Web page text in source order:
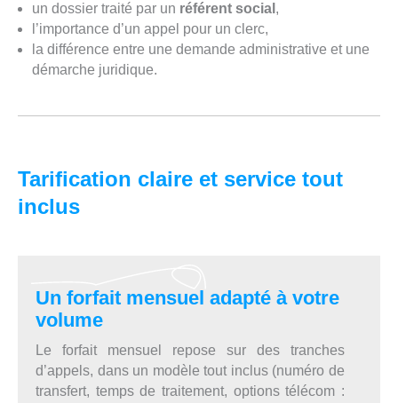
un dossier traité par un référent social ,
l’importance d’un appel pour un clerc,
la différence entre une demande administrative et une
démarche juridique.
Tarification claire et service tout
inclus
Un forfait mensuel adapté à votre
volume
Le forfait mensuel repose sur des tranches
d’appels, dans un modèle tout inclus (numéro de
transfert, temps de traitement, options télécom :